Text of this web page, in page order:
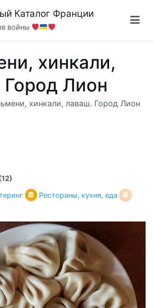
Каталог Франции
войны
хинкали,
Лион
хинкали, лаваш. Город Лион
12
Рестораны, кухня, еда